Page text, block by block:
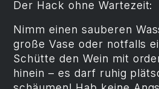
Der Hack ohne Wartezeit:
Nimm einen sauberen
große Vase oder notfalls
Schütte den Wein mit
hinein – es darf ruhig